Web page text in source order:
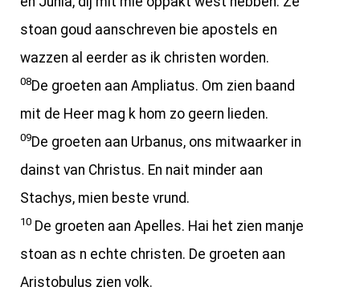
stoan goud aanschreven bie apostels en
wazzen al eerder as ik christen worden.
08De groeten aan Ampliatus. Om zien baand
mit de Heer mag k hom zo geern lieden.
09De groeten aan Urbanus, ons mitwaarker in
dainst van Christus. En nait minder aan
Stachys, mien beste vrund.
10 De groeten aan Apelles. Hai het zien manje
stoan as n echte christen. De groeten aan
Aristobulus zien volk.